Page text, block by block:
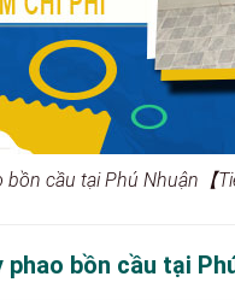
bồn cầu tại Phú Nhuận【
phao bồn cầu tại